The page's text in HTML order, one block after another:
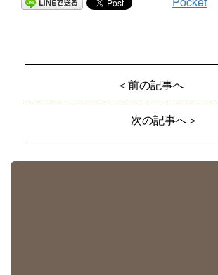
＜前の記事へ
次の記事へ＞